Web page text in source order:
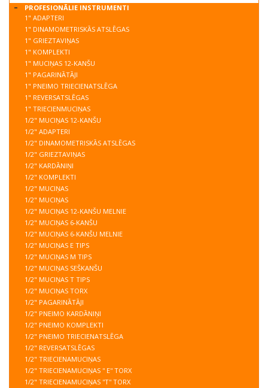
PROFESIONĀLIE INSTRUMENTI
1" ADAPTERI
1" DINAMOMETRISKĀS ATSLĒGAS
1" GRIEZTAVIŅAS
1" KOMPLEKTI
1" MUCIŅAS 12-KANŠU
1" PAGARINĀTĀJI
1" PNEIMO TRIECIENATSLĒGA
1" REVERSATSLĒGAS
1" TRIECIENMUCIŅAS
1/2" MUCIŅAS 12-KANŠU
1/2" ADAPTERI
1/2" DINAMOMETRISKĀS ATSLĒGAS
1/2" GRIEZTAVIŅAS
1/2" KARDĀNIŅI
1/2" KOMPLEKTI
1/2" MUCIŅAS
1/2" MUCIŅAS
1/2" MUCIŅAS 12-KANŠU MELNIE
1/2" MUCIŅAS 6-KANŠU
1/2" MUCIŅAS 6-KANŠU MELNIE
1/2" MUCIŅAS E TIPS
1/2" MUCIŅAS M TIPS
1/2" MUCIŅAS SEŠKANŠU
1/2" MUCIŅAS T TIPS
1/2" MUCIŅAS TORX
1/2" PAGARINĀTĀJI
1/2" PNEIMO KARDĀNIŅI
1/2" PNEIMO KOMPLEKTI
1/2" PNEIMO TRIECIENATSLĒGA
1/2" REVERSATSLĒGAS
1/2" TRIECIENAMUCIŅAS
1/2" TRIECIENAMUCIŅAS '' E'' TORX
1/2" TRIECIENAMUCIŅAS ''T'' TORX